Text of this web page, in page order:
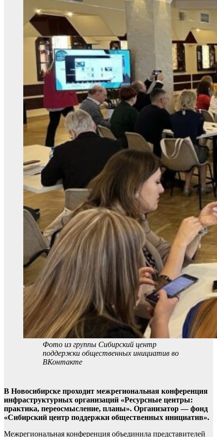
Фото из группы Сибирский центр
поддержки общественных инициатив во
ВКонтакте
В Новосибирске проходит межрегиональная конференция
инфраструктурных организаций «Ресурсные центры:
практика, переосмысление, планы». Организатор — фонд
«Сибирский центр поддержки общественных инициатив».
Межрегиональная конференция объединила представителей